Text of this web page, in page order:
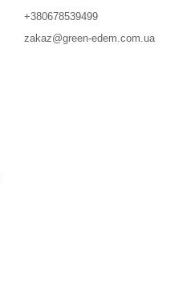
+380678539499
zakaz@green-edem.com.ua